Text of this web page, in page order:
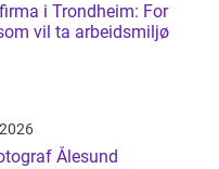
i Trondheim: For
vil ta arbeidsmiljø
Ålesund